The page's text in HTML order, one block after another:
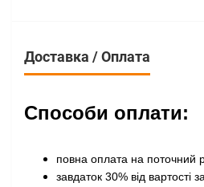
Доставка / Оплата
Способи оплати:
повна оплата на поточний
завдаток 30% від вартості